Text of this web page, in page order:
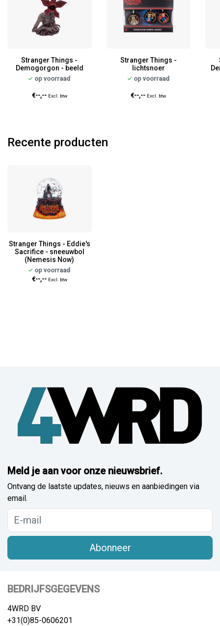
Stranger Things -
Demogorgon - beeld
op voorraad
€--,-- Excl. btw
Stranger Things -
lichtsnoer
op voorraad
€--,-- Excl. btw
Recente producten
Stranger Things - Eddie's
Sacrifice - sneeuwbol
(Nemesis Now)
op voorraad
€--,-- Excl. btw
Meld je aan voor onze nieuwsbrief.
Ontvang de laatste updates, nieuws en aanbiedingen via
email.
Abonneer
BEDRIJFSGEGEVENS
4WRD BV
+31(0)85-0606201